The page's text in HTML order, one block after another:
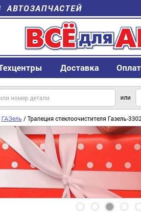
АВТОЗАПЧАСТЕЙ
Доставка
или
ГАЗель / Трапеция стеклоочистителя Газель-